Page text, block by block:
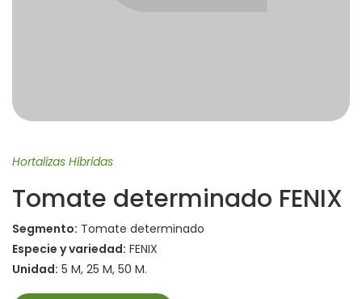
Hortalizas Híbridas
Tomate determinado FENIX
Segmento: Tomate determinado
Especie y variedad: FENIX
Unidad: 5 M, 25 M, 50 M.